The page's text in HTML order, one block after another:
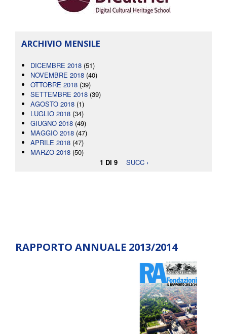
ARCHIVIO MENSILE
DICEMBRE 2018 (51)
NOVEMBRE 2018 (40)
OTTOBRE 2018 (39)
SETTEMBRE 2018 (39)
AGOSTO 2018 (1)
LUGLIO 2018 (34)
GIUGNO 2018 (49)
MAGGIO 2018 (47)
APRILE 2018 (47)
MARZO 2018 (50)
1 DI 9
SUCC ›
RAPPORTO ANNUALE 2013/2014